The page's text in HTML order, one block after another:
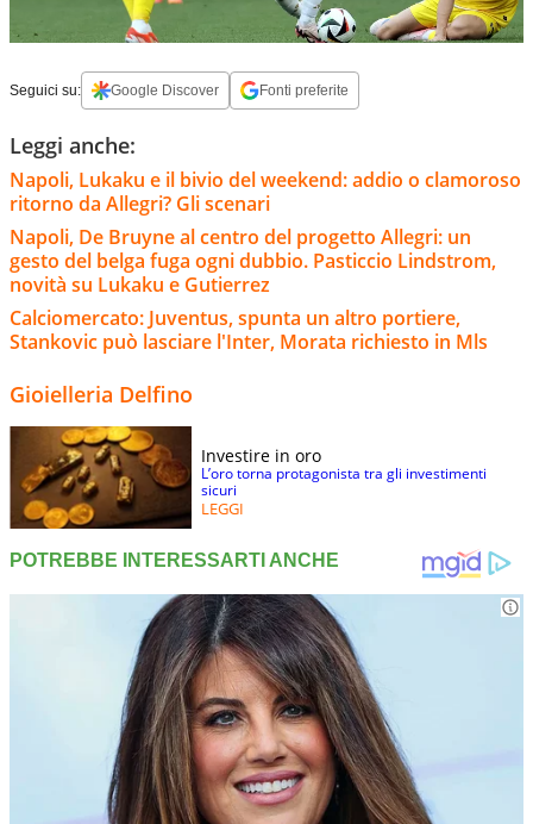
Seguici su: Google Discover Fonti preferite
Leggi anche:
Napoli, Lukaku e il bivio del weekend: addio o clamoroso
ritorno da Allegri? Gli scenari
Napoli, De Bruyne al centro del progetto Allegri: un
gesto del belga fuga ogni dubbio. Pasticcio Lindstrom,
novità su Lukaku e Gutierrez
Calciomercato: Juventus, spunta un altro portiere,
Stankovic può lasciare l'Inter, Morata richiesto in Mls
Gioielleria Delfino
Investire in oro
L’oro torna protagonista tra gli investimenti
sicuri
LEGGI